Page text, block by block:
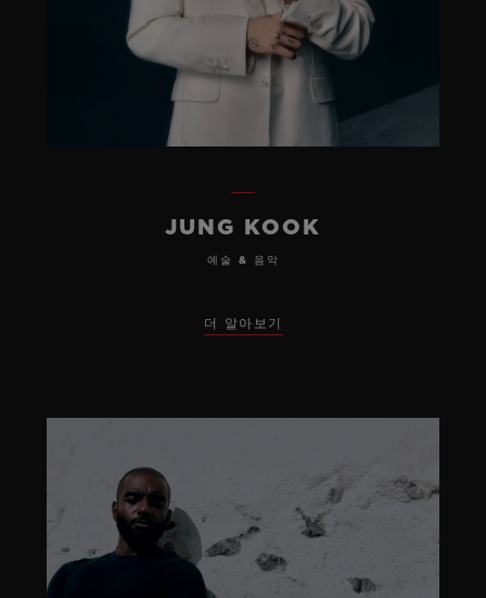
JUNG KOOK
예술 & 음악
더 알아보기